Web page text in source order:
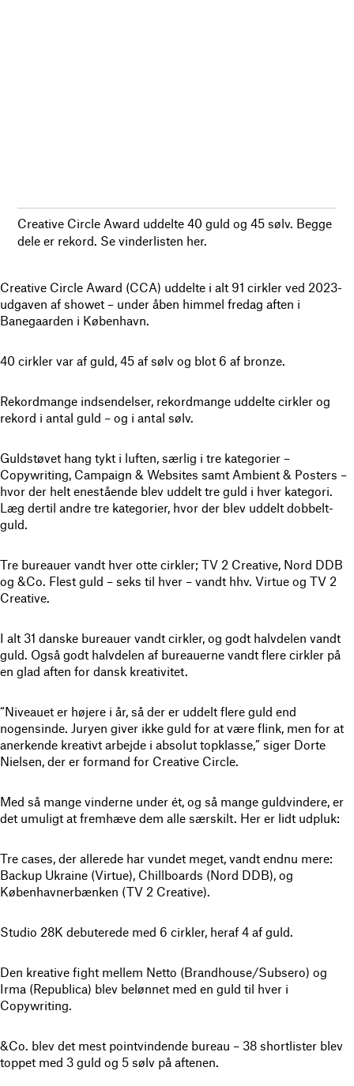
Creative Circle Award uddelte 40 guld og 45 sølv. Begge
dele er rekord. Se vinderlisten her.
Creative Circle Award (CCA) uddelte i alt 91 cirkler ved 2023-
udgaven af showet – under åben himmel fredag aften i
Banegaarden i København.
40 cirkler var af guld, 45 af sølv og blot 6 af bronze.
Rekordmange indsendelser, rekordmange uddelte cirkler og
rekord i antal guld – og i antal sølv.
Guldstøvet hang tykt i luften, særlig i tre kategorier –
Copywriting, Campaign & Websites samt Ambient & Posters –
hvor der helt enestående blev uddelt tre guld i hver kategori.
Læg dertil andre tre kategorier, hvor der blev uddelt dobbelt-
guld.
Tre bureauer vandt hver otte cirkler; TV 2 Creative, Nord DDB
og &Co. Flest guld – seks til hver – vandt hhv. Virtue og TV 2
Creative.
I alt 31 danske bureauer vandt cirkler, og godt halvdelen vandt
guld. Også godt halvdelen af bureauerne vandt flere cirkler på
en glad aften for dansk kreativitet.
“Niveauet er højere i år, så der er uddelt flere guld end
nogensinde. Juryen giver ikke guld for at være flink, men for at
anerkende kreativt arbejde i absolut topklasse,” siger Dorte
Nielsen, der er formand for Creative Circle.
Med så mange vinderne under ét, og så mange guldvindere, er
det umuligt at fremhæve dem alle særskilt. Her er lidt udpluk:
Tre cases, der allerede har vundet meget, vandt endnu mere:
Backup Ukraine (Virtue), Chillboards (Nord DDB), og
Københavnerbænken (TV 2 Creative).
Studio 28K debuterede med 6 cirkler, heraf 4 af guld.
Den kreative fight mellem Netto (Brandhouse/Subsero) og
Irma (Republica) blev belønnet med en guld til hver i
Copywriting.
&Co. blev det mest pointvindende bureau – 38 shortlister blev
toppet med 3 guld og 5 sølv på aftenen.